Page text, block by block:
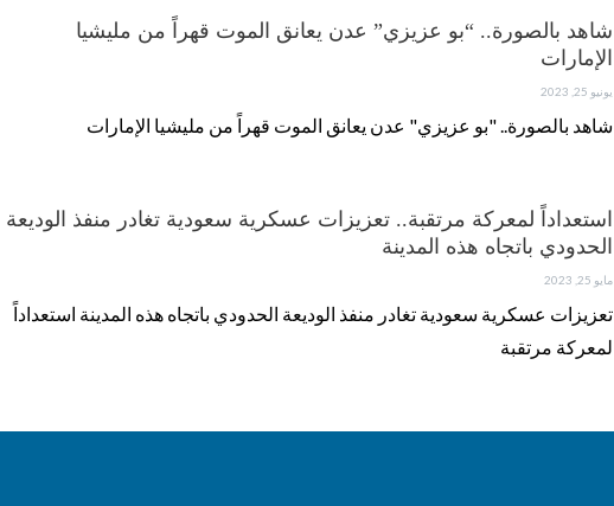
شاهد بالصورة.. “بو عزيزي” عدن يعانق الموت قهراً من مليشيا
الإمارات
يونيو 25, 2023
شاهد بالصورة.. "بو عزيزي" عدن يعانق الموت قهراً من مليشيا الإمارات
استعداداً لمعركة مرتقبة.. تعزيزات عسكرية سعودية تغادر منفذ الوديعة
الحدودي باتجاه هذه المدينة
مايو 25, 2023
تعزيزات عسكرية سعودية تغادر منفذ الوديعة الحدودي باتجاه هذه المدينة استعداداً
لمعركة مرتقبة